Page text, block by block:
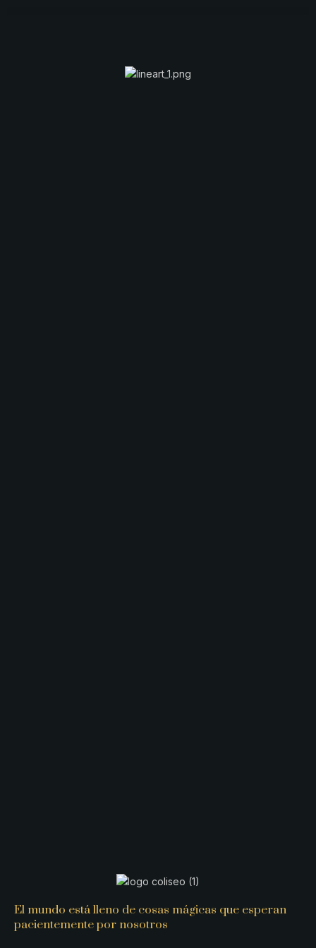
El mundo está lleno de cosas mágicas que esperan
pacientemente por nosotros